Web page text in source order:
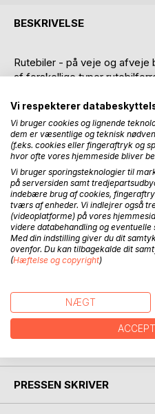
BESKRIVELSE
Rutebiler - på veje og
af forskellige typer
fra dengang, da erhvervet
da den klassiske rutebilmand
Der er historier om op- og
kampe for at få erhvervet til
præsenterer derigennem 7
på en branche skabt af et
stolt folk.
Rutebiler - på veje og
Danmarks udvikling fra
industrisamfund. Under
til at spille en infrastrukturel
som appendiks til
rutebilhistorie.
PRESSEN SKRIVER
Vi respekterer
Vi bruger cookies og lignende
dem er væsentlige og teknisk
(f.eks. cookies eller fingeraftryk og
hvor ofte vores hjemmeside bliver
Vi bruger sporingsteknologier til
på serversiden samt
indebære brug af cookies,
tværs af enheder. Vi indlejrer også
(videoplatforme) på vores
videre databehandling og
Med din indstilling giver du dit
ovenfor. Du kan tilbagekalde dit
(Hæftelse og copyright)
NÆGT